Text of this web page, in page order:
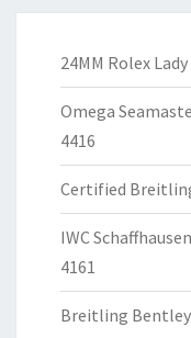
24MM Rolex
Omega
4416
Certified
IWC
4161
Breitling Bentley